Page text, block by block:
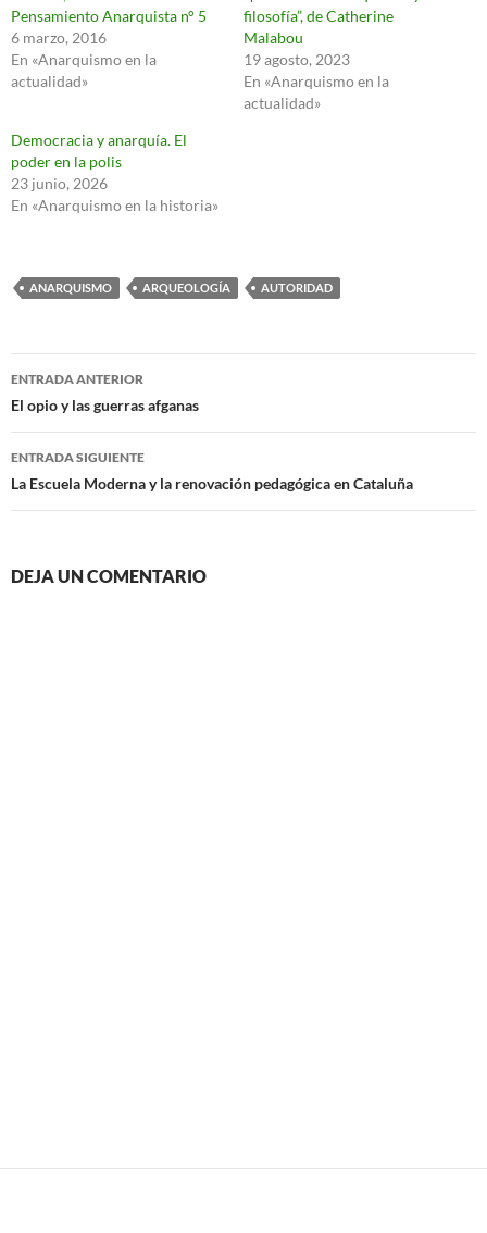
Pensamiento Anarquista n° 5
6 marzo, 2016
En «Anarquismo en la
actualidad»
filosofía”, de Catherine
Malabou
19 agosto, 2023
En «Anarquismo en la
actualidad»
Democracia y anarquía. El
poder en la polis
23 junio, 2026
En «Anarquismo en la historia»
ANARQUISMO ARQUEOLOGÍA AUTORIDAD
Navegación
de
entradas
ENTRADA ANTERIOR
El opio y las guerras afganas
ENTRADA SIGUIENTE
La Escuela Moderna y la renovación pedagógica en Cataluña
DEJA UN COMENTARIO